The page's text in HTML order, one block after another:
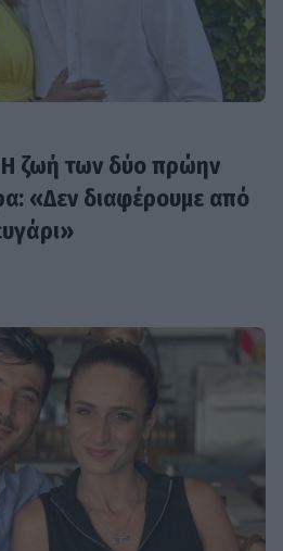
Η ζωή των δύο πρώην
«Δεν διαφέρουμε από